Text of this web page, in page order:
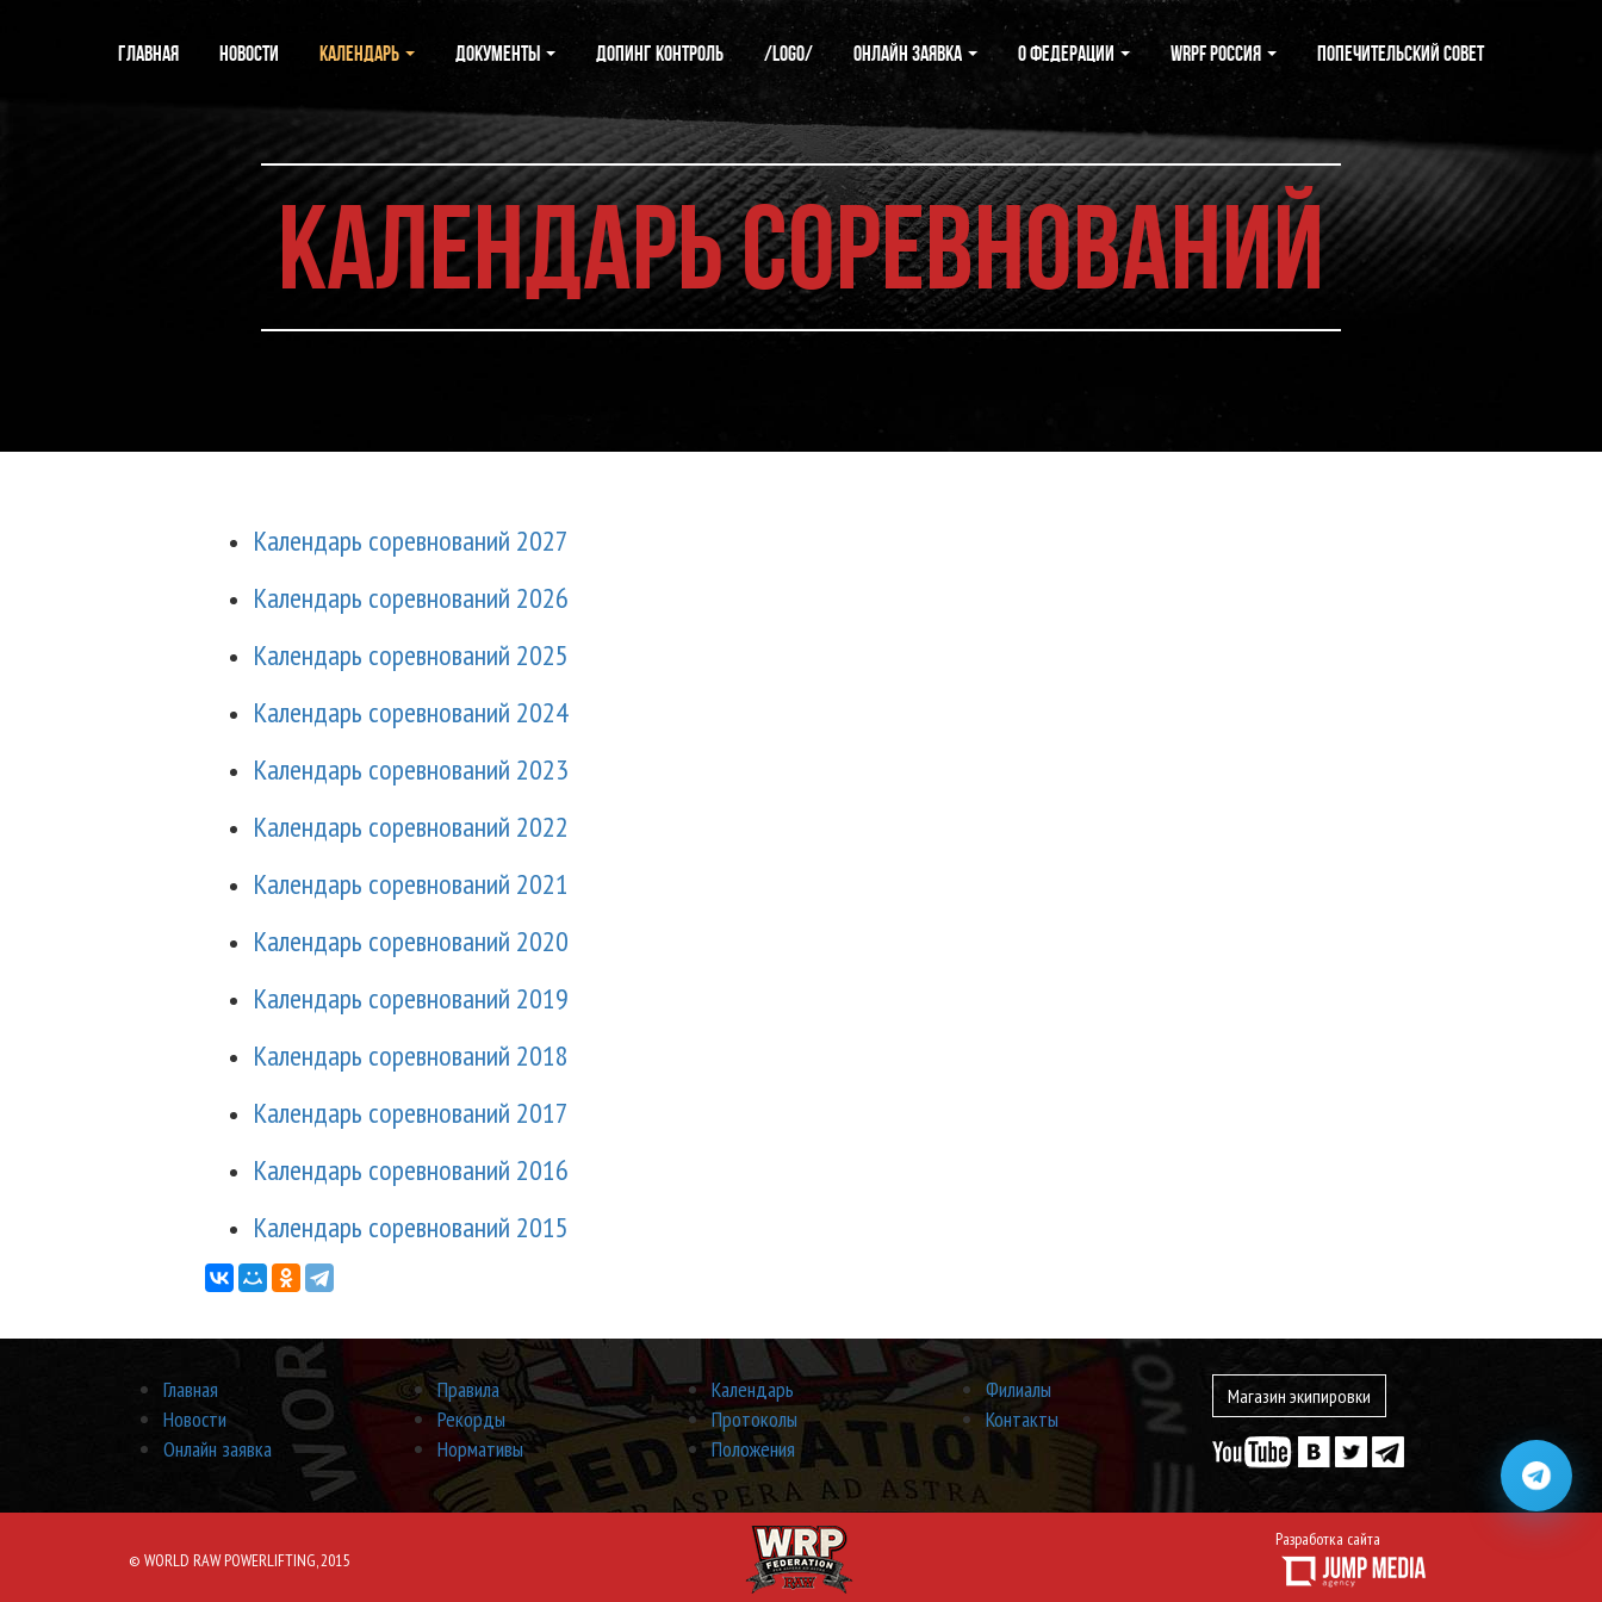
Главная Новости Календарь Документы Допинг контроль /logo/ Онлайн заявка О федерации WRPF Россия Попечительский совет
Календарь соревнований
Календарь соревнований 2027
Календарь соревнований 2026
Календарь соревнований 2025
Календарь соревнований 2024
Календарь соревнований 2023
Календарь соревнований 2022
Календарь соревнований 2021
Календарь соревнований 2020
Календарь соревнований 2019
Календарь соревнований 2018
Календарь соревнований 2017
Календарь соревнований 2016
Календарь соревнований 2015
Главная
Новости
Онлайн заявка
Правила
Рекорды
Нормативы
Календарь
Протоколы
Положения
Филиалы
Контакты
Магазин экипировки
© WORLD RAW POWERLIFTING, 2015
Разработка сайта